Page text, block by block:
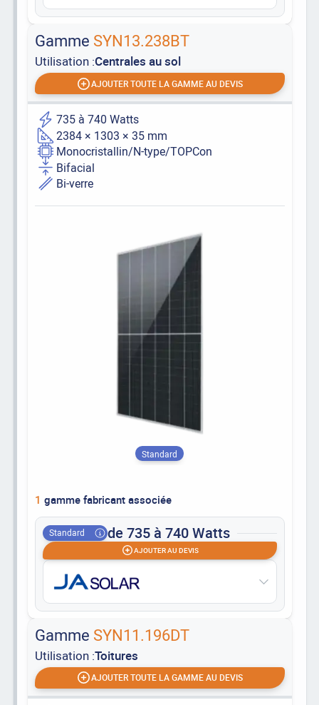
Gamme SYN13.238BT
Utilisation :Centrales au sol
AJOUTER TOUTE LA GAMME AU DEVIS
735 à 740 Watts
2384 × 1303 × 35 mm
Monocristallin/N-type/TOPCon
Bifacial
Bi-verre
Standard
1 gamme fabricant associée
Standard de 735 à 740 Watts
AJOUTER AU DEVIS
Gamme SYN11.196DT
Utilisation :Toitures
AJOUTER TOUTE LA GAMME AU DEVIS